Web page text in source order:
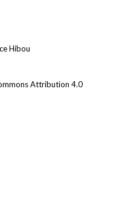
Hibou
Attribution 4.0